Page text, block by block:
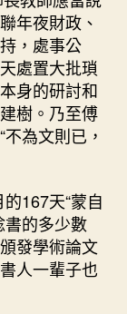
年夜財政、
，處事公
處置大批瑣
身的研討和
樹。乃至傅
為文則已，
167天“蒙自
書的多少數
發學術論文
人一輩子也